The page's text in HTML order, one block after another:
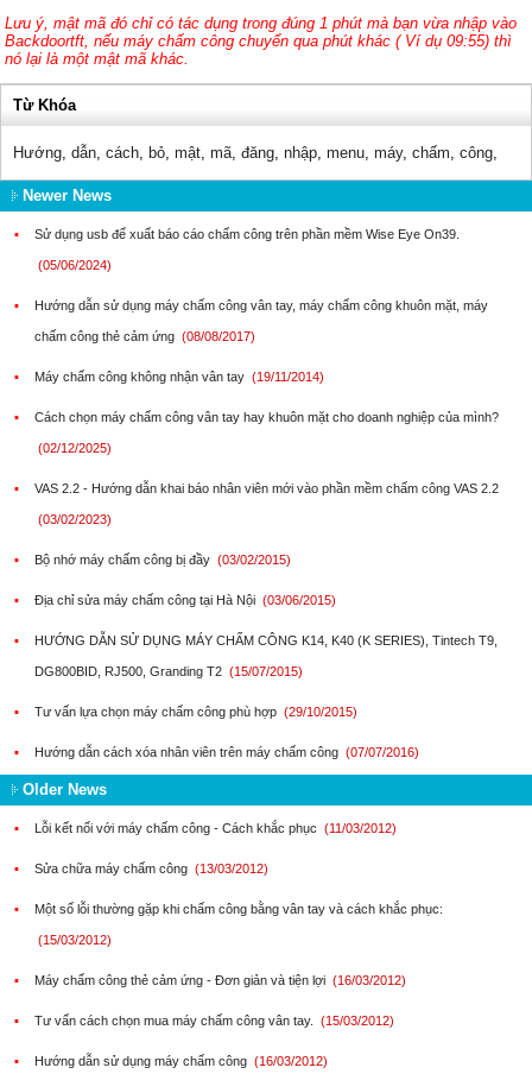
Lưu ý, mật mã đó chỉ có tác dụng trong đúng 1 phút mà bạn vừa nhập vào
Backdoortft, nếu máy chấm công chuyển qua phút khác ( Ví dụ 09:55) thì
nó lại là một mật mã khác.
Từ Khóa
Hướng, dẫn, cách, bỏ, mật, mã, đăng, nhập, menu, máy, chấm, công,
Newer News
▪ Sử dụng usb để xuất báo cáo chấm công trên phần mềm Wise Eye On39.
(05/06/2024)
▪ Hướng dẫn sử dụng máy chấm công vân tay, máy chấm công khuôn mặt, máy
chấm công thẻ cảm ứng (08/08/2017)
▪ Máy chấm công không nhận vân tay (19/11/2014)
▪ Cách chọn máy chấm công vân tay hay khuôn mặt cho doanh nghiệp của mình?
(02/12/2025)
▪ VAS 2.2 - Hướng dẫn khai báo nhân viên mới vào phần mềm chấm công VAS 2.2
(03/02/2023)
▪ Bộ nhớ máy chấm công bị đầy (03/02/2015)
▪ Địa chỉ sửa máy chấm công tại Hà Nội (03/06/2015)
▪ HƯỚNG DẪN SỬ DỤNG MÁY CHẤM CÔNG K14, K40 (K SERIES), Tintech T9,
DG800BID, RJ500, Granding T2 (15/07/2015)
▪ Tư vấn lựa chọn máy chấm công phù hợp (29/10/2015)
▪ Hướng dẫn cách xóa nhân viên trên máy chấm công (07/07/2016)
Older News
▪ Lỗi kết nối với máy chấm công - Cách khắc phục (11/03/2012)
▪ Sửa chữa máy chấm công (13/03/2012)
▪ Một số lỗi thường gặp khi chấm công bằng vân tay và cách khắc phục:
(15/03/2012)
▪ Máy chấm công thẻ cảm ứng - Đơn giản và tiện lợi (16/03/2012)
▪ Tư vấn cách chọn mua máy chấm công vân tay. (15/03/2012)
▪ Hướng dẫn sử dụng máy chấm công (16/03/2012)